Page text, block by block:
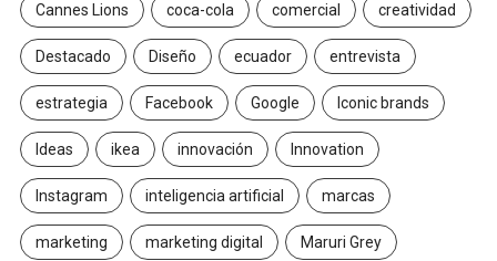
Cannes Lions coca-cola comercial creatividad
Destacado Diseño ecuador entrevista
estrategia Facebook Google Iconic brands
Ideas ikea innovación Innovation
Instagram inteligencia artificial marcas
marketing marketing digital Maruri Grey